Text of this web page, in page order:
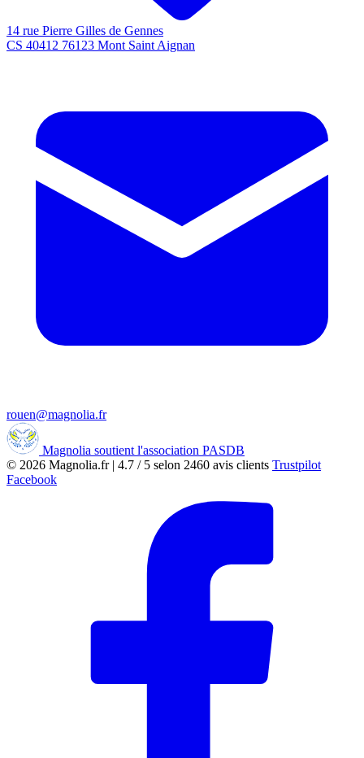
14 rue Pierre Gilles de Gennes
CS 40412 76123 Mont Saint Aignan
rouen@magnolia.fr
Magnolia soutient l'association PASDB
© 2026 Magnolia.fr| 4.7 / 5 selon 2460 avis clients Trustpilot
Facebook